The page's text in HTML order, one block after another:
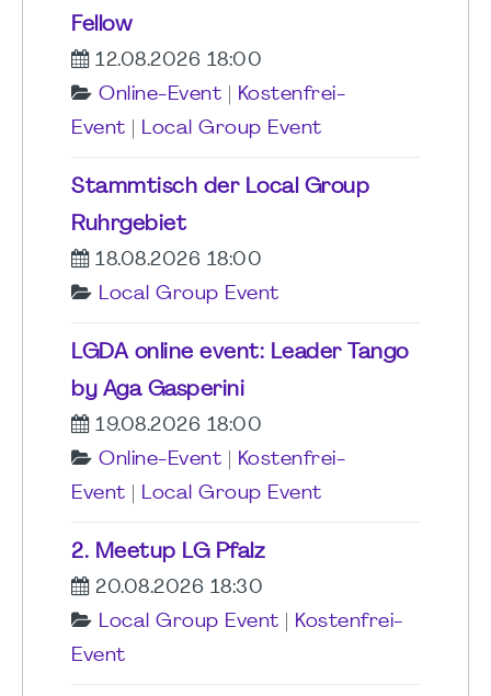
Fellow
12.08.2026 18:00
Online-Event
Kostenfrei-
Event
Local Group Event
Stammtisch der Local Group
Ruhrgebiet
18.08.2026 18:00
Local Group Event
LGDA online event: Leader Tango
by Aga Gasperini
19.08.2026 18:00
Online-Event
Kostenfrei-
Event
Local Group Event
2. Meetup LG Pfalz
20.08.2026 18:30
Local Group Event
Kostenfrei-
Event